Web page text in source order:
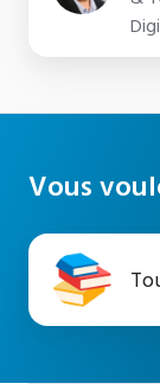
Vous
Toutes
les
success